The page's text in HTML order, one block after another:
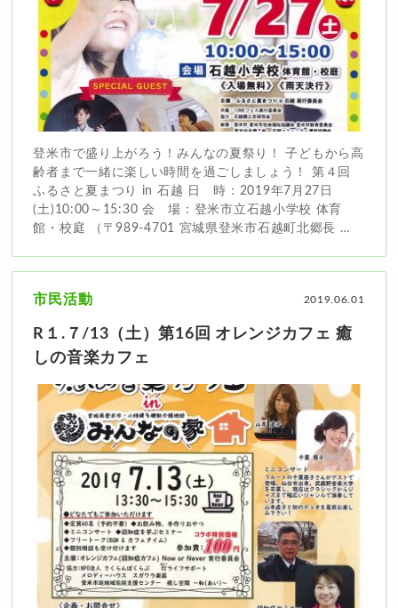
登米市で盛り上がろう！みんなの夏祭り！ 子どもから高
齢者まで一緒に楽しい時間を過ごしましょう！ 第４回
ふるさと夏まつり in 石越 日 時：2019年7月27日
(土)10:00～15:30 会 場：登米市立石越小学校 体育
館・校庭 （〒989-4701 宮城県登米市石越町北郷長 …
2019.06.01
市民活動
R１.７/13（土）第16回 オレンジカフェ 癒
しの音楽カフェ